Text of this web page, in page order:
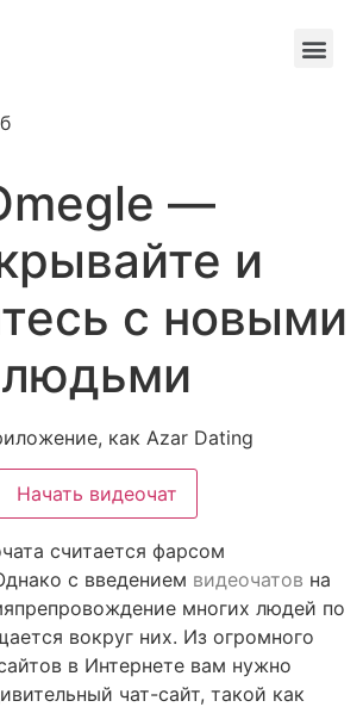
—
и
с новыми
людьми
как Azar Dating
Начать видеочат
считается фарсом
с введением видеочатов на
многих людей по
вокруг них. Из огромного
в Интернете вам нужно
чат-сайт, такой как